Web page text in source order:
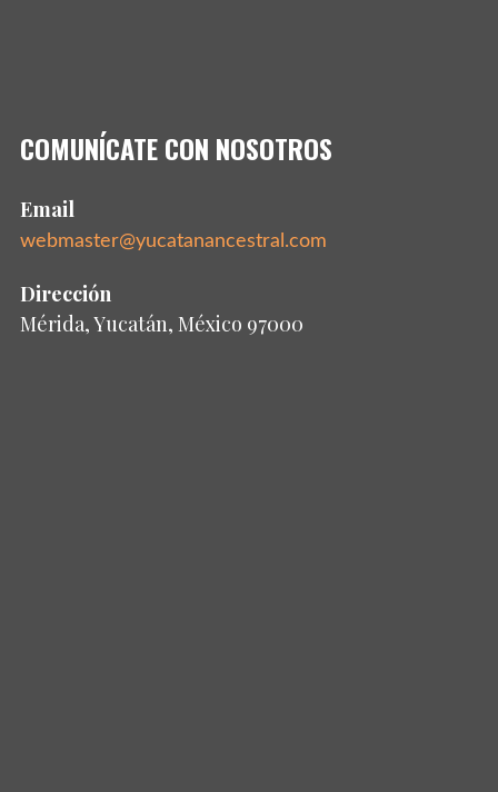
COMUNÍCATE CON NOSOTROS
Email
webmaster@yucatanancestral.com
Dirección
Mérida, Yucatán, México 97000